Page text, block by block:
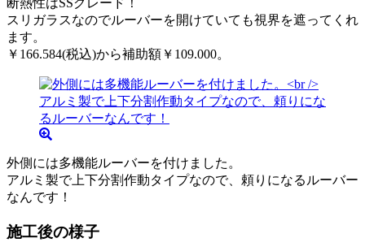
スリガラスなのでルーバーを開けていても視界を遮ってくれ
ます。
￥166.584(税込)から補助額￥109.000。
外側には多機能ルーバーを付けました。
アルミ製で上下分割作動タイプなので、頼りになるルーバー
なんです！
施工後の様子